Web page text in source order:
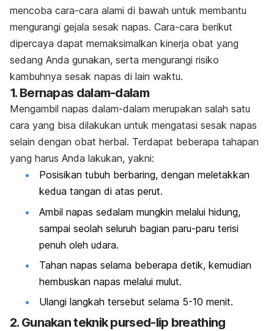
mencoba cara-cara alami di bawah untuk membantu
mengurangi gejala sesak napas. Cara-cara berikut
dipercaya dapat memaksimalkan kinerja obat yang
sedang Anda gunakan, serta mengurangi risiko
kambuhnya sesak napas di lain waktu.
1. Bernapas dalam-dalam
Mengambil napas dalam-dalam merupakan salah satu
cara yang bisa dilakukan untuk mengatasi sesak napas
selain dengan obat herbal. Terdapat beberapa tahapan
yang harus Anda lakukan, yakni:
Posisikan tubuh berbaring, dengan meletakkan
kedua tangan di atas perut.
Ambil napas sedalam mungkin melalui hidung,
sampai seolah seluruh bagian paru-paru terisi
penuh oleh udara.
Tahan napas selama beberapa detik, kemudian
hembuskan napas melalui mulut.
Ulangi langkah tersebut selama 5-10 menit.
2. Gunakan teknikpursed-lip breathing